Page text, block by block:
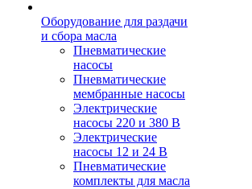
Оборудование для раздачи
и сбора масла
Пневматические
насосы
Пневматические
мембранные насосы
Электрические
насосы 220 и 380 В
Электрические
насосы 12 и 24 В
Пневматические
комплекты для масла